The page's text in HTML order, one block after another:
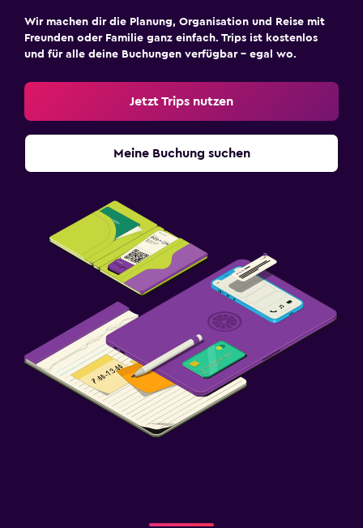
Wir machen dir die Planung, Organisation und Reise mit
Freunden oder Familie ganz einfach. Trips ist kostenlos
und für alle deine Buchungen verfügbar – egal wo.
Jetzt Trips nutzen
Meine Buchung suchen